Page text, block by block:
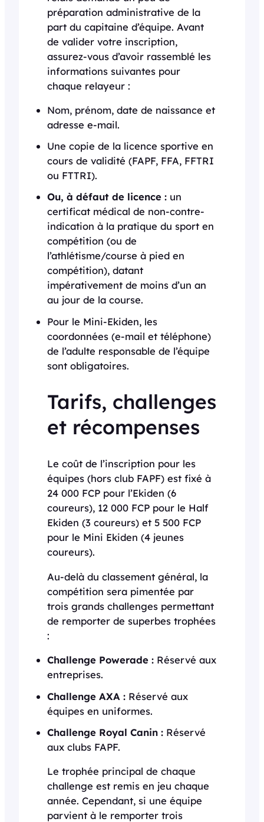
préparation administrative de la
part du capitaine d’équipe. Avant
de valider votre inscription,
assurez-vous d’avoir rassemblé les
informations suivantes pour
chaque relayeur :
Nom, prénom, date de naissance et
adresse e-mail.
Une copie de la licence sportive en
cours de validité (FAPF, FFA, FFTRI
ou FTTRI).
Ou, à défaut de licence : un
certificat médical de non-contre-
indication à la pratique du sport en
compétition (ou de
l’athlétisme/course à pied en
compétition), datant
impérativement de moins d’un an
au jour de la course.
Pour le Mini-Ekiden, les
coordonnées (e-mail et téléphone)
de l’adulte responsable de l’équipe
sont obligatoires.
Tarifs, challenges
et récompenses
Le coût de l’inscription pour les
équipes (hors club FAPF) est fixé à
24 000 FCP pour l’Ekiden (6
coureurs), 12 000 FCP pour le Half
Ekiden (3 coureurs) et 5 500 FCP
pour le Mini Ekiden (4 jeunes
coureurs).
Au-delà du classement général, la
compétition sera pimentée par
trois grands challenges permettant
de remporter de superbes trophées
:
Challenge Powerade : Réservé aux
entreprises.
Challenge AXA : Réservé aux
équipes en uniformes.
Challenge Royal Canin : Réservé
aux clubs FAPF.
Le trophée principal de chaque
challenge est remis en jeu chaque
année. Cependant, si une équipe
parvient à le remporter trois